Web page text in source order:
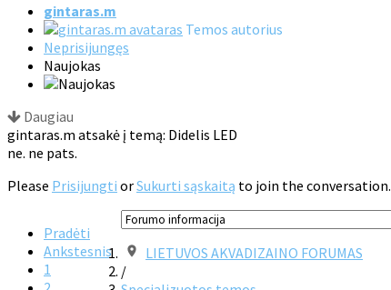
gintaras.m
Temos autorius
Neprisijungęs
Naujokas
Daugiau
gintaras.m atsakė į temą: Didelis LED
ne. ne pats.
Please Prisijungti orSukurti sąskaitą to join the conversation.
Pradėti
Ankstesnis
1
LIETUVOS AKVADIZAINO FORUMAS
/